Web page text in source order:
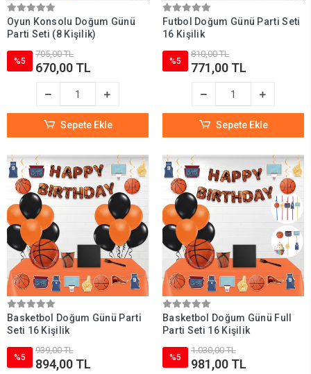
Oyun Konsolu Doğum Günü
Parti Seti (8 Kişilik)
%5
705,00 TL
670,00 TL
Sepete Ekle
Futbol Doğum Günü Parti Seti
16 Kişilik
%5
810,00 TL
771,00 TL
Sepete Ekle
Basketbol Doğum Günü Parti
Seti 16 Kişilik
%5
939,00 TL
894,00 TL
Basketbol Doğum Günü Full
Parti Seti 16 Kişilik
%5
1.030,00 TL
981,00 TL